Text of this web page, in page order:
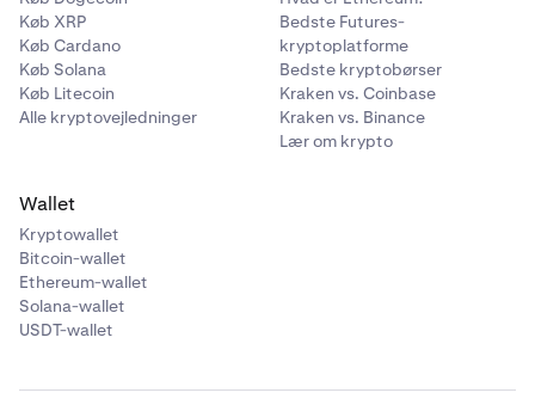
Køb XRP
Køb Cardano
Køb Solana
Køb Litecoin
Alle kryptovejledninger
Bedste Futures-
kryptoplatforme
Bedste kryptobørser
Kraken vs. Coinbase
Kraken vs. Binance
Lær om krypto
Wallet
Kryptowallet
Bitcoin-wallet
Ethereum-wallet
Solana-wallet
USDT-wallet